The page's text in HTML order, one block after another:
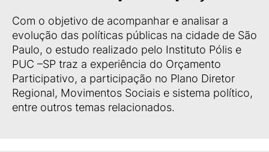
Com o objetivo de acompanhar e analisar a
evolução das políticas públicas na cidade de São
Paulo, o estudo realizado pelo Instituto Pólis e
PUC –SP traz a experiência do Orçamento
Participativo, a participação no Plano Diretor
Regional, Movimentos Sociais e sistema político,
entre outros temas relacionados.